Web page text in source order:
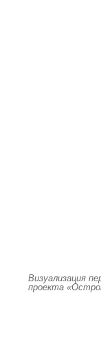
Визуализация
проекта